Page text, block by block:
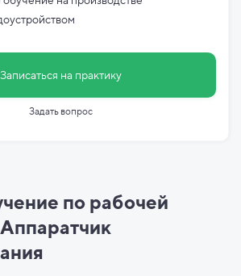
Записаться на практику
Задать вопрос
по рабочей